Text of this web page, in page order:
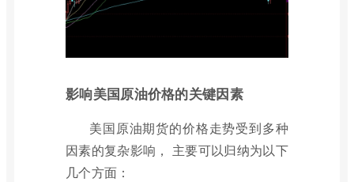
影响美国原油价格的关键因素
美国原油期货的价格走势受到多种
因素的复杂影响， 主要可以归纳为以下
几个方面：